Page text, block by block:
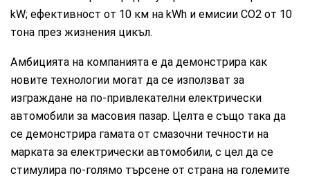
kW; ефективност от 10 км на kWh и емисии CO2 от 10
тона през жизнения цикъл.
Амбицията на компанията е да демонстрира как
новите технологии могат да се използват за
изграждане на по-привлекателни електрически
автомобили за масовия пазар. Целта е също така да
се демонстрира гамата от смазочни течности на
марката за електрически автомобили, с цел да се
стимулира по-голямо търсене от страна на големите